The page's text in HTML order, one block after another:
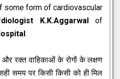
some form of cardiovascular
K.K.Aggarwal
of
.
रक्त वाहिकाओं के रोगों के लक्षण
समय पर किसी किसी को ही मिल